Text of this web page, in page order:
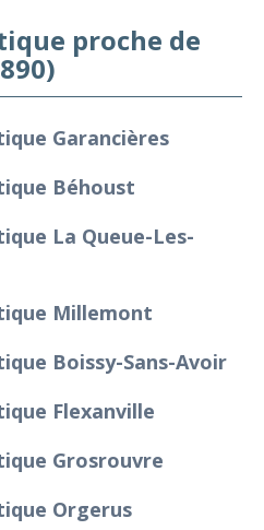
proche de
Garancières
Béhoust
La Queue-Les-
Millemont
Boissy-Sans-Avoir
Flexanville
Grosrouvre
Orgerus